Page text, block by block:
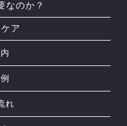
なのか？
ア
れ